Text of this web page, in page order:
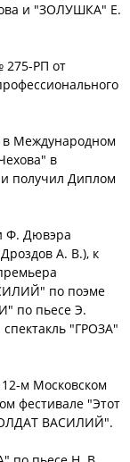
и "ЗОЛУШКА" Е.
275-РП от
в Международном
в
и получил Диплом
Ф. Дювэра
А. В.), к
по поэме
по пьесе Э.
"ГРОЗА"
м Московском
фестивале "Этот
ВАСИЛИЙ".